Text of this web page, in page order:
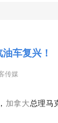
车复兴！
传媒
加拿大总理马